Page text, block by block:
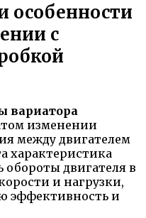
особенности
с
вариатора
изменении
между двигателем
характеристика
обороты двигателя в
и нагрузки,
эффективность и